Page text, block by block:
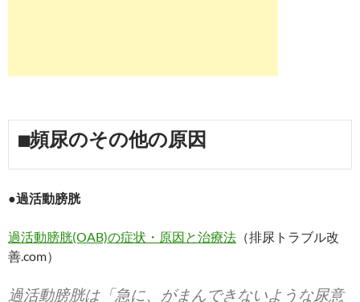
■頻尿のその他の原因
●過活動膀胱
過活動膀胱(OAB)の症状・原因と治療法 （排尿トラブル改
善.com）
過活動膀胱は「急に、がまんできないような尿意